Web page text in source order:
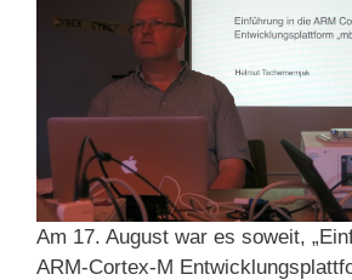
Am 17. August war es soweit,
ARM-Cortex-M